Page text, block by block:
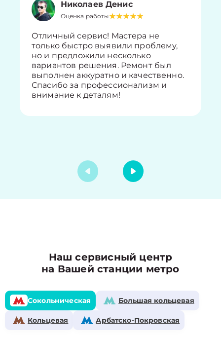
Николаев Денис
Оценка работы
Отличный сервис! Мастера не
только быстро выявили проблему,
но и предложили несколько
вариантов решения. Ремонт был
выполнен аккуратно и качественно.
Спасибо за профессионализм и
внимание к деталям!
Наш сервисный центр
на Вашей станции метро
Сокольническая Большая кольцевая
Кольцевая Арбатско-Покровская